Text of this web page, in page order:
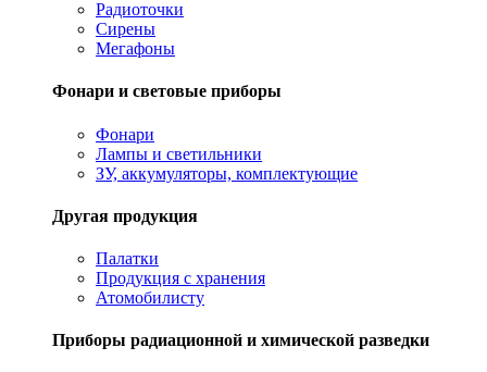
Радиоточки
Сирены
Мегафоны
Фонари и световые приборы
Фонари
Лампы и светильники
ЗУ, аккумуляторы, комплектующие
Другая продукция
Палатки
Продукция с хранения
Атомобилисту
Приборы радиационной и химической разведки